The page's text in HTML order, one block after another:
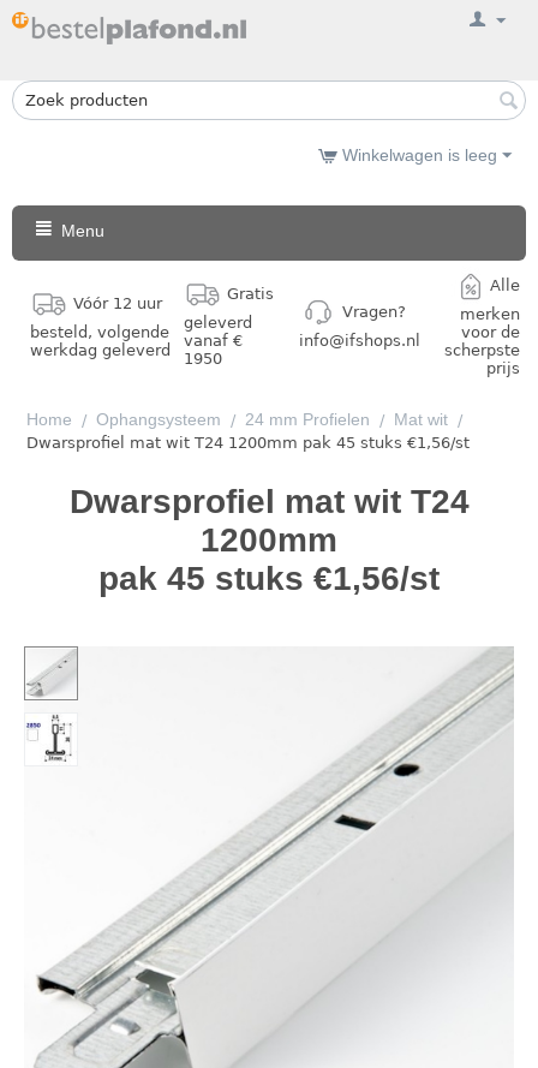
Winkelwagen is leeg
Menu
Vóór 12 uur
besteld, volgende
werkdag geleverd
Gratis
geleverd
vanaf €
1950
Vragen?
info@ifshops.nl
Alle
merken
voor de
scherpste
prijs
Home / Ophangsysteem / 24 mm Profielen / Mat wit /
Dwarsprofiel mat wit T24 1200mm pak 45 stuks €1,56/st
Dwarsprofiel mat wit T24
1200mm
pak 45 stuks €1,56/st